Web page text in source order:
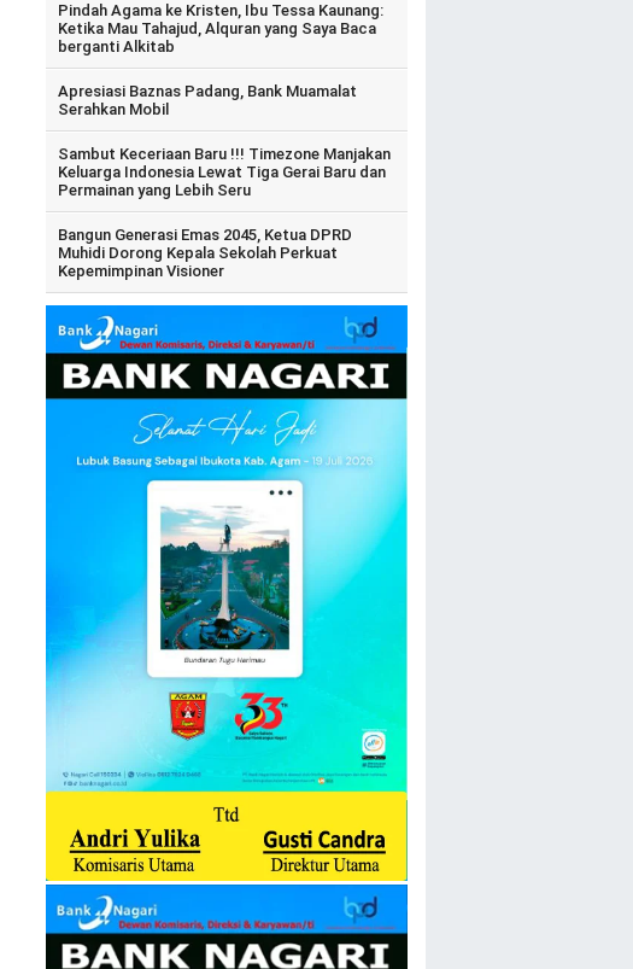
Pindah Agama ke Kristen, Ibu Tessa Kaunang:
Ketika Mau Tahajud, Alquran yang Saya Baca
berganti Alkitab
Apresiasi Baznas Padang, Bank Muamalat
Serahkan Mobil
Sambut Keceriaan Baru !!! Timezone Manjakan
Keluarga Indonesia Lewat Tiga Gerai Baru dan
Permainan yang Lebih Seru
Bangun Generasi Emas 2045, Ketua DPRD
Muhidi Dorong Kepala Sekolah Perkuat
Kepemimpinan Visioner